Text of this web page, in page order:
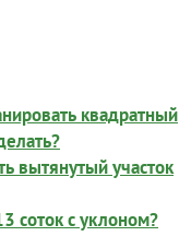
квадратный
вытянутый участок
соток с уклоном?